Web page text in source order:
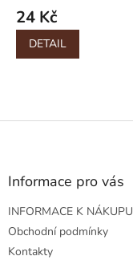
24 Kč
DETAIL
Z
Informace pro vás
INFORMACE K NÁKUPU
Obchodní podmínky
Kontakty